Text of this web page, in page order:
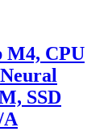
M4, CPU
SSD
A